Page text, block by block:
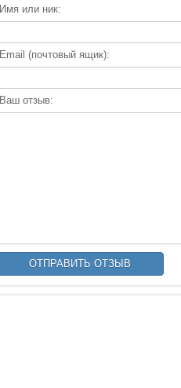
Имя или ник:
Email (почтовый ящик):
Ваш отзыв: